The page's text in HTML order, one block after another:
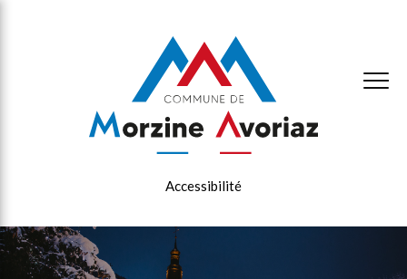
Accessibilité